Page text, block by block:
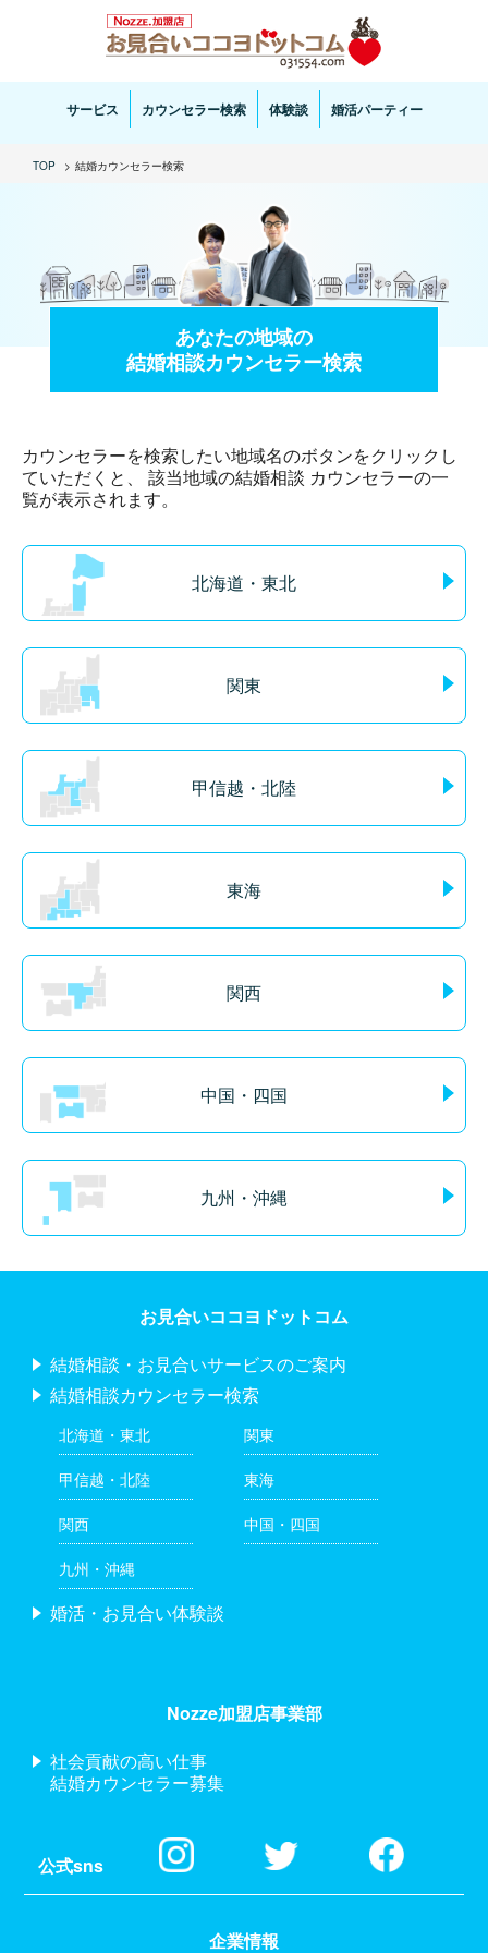
お見合い・結婚相談ならお見合いココヨドットコムへ。専任の結婚カウンセラーがサポートいた
します。
サービス カウンセラー検索 体験談 婚活パーティー
TOP 結婚カウンセラー検索
あなたの地域の
結婚相談カウンセラー検索
カウンセラーを検索したい地域名のボタンをクリックし
ていただくと、 該当地域の結婚相談 カウンセラーの一
覧が表示されます。
北海道・東北
関東
甲信越・北陸
東海
関西
中国・四国
九州・沖縄
お見合いココヨドットコム
結婚相談・お見合いサービスのご案内
結婚相談カウンセラー検索
北海道・東北 関東
甲信越・北陸 東海
関西 中国・四国
九州・沖縄
婚活・お見合い体験談
Nozze加盟店事業部
社会貢献の高い仕事
結婚カウンセラー募集
公式sns
企業情報